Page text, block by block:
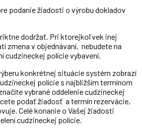
podanie žiadosti o výrobu dokladov
dodržať. Pri ktorejkoľvek inej
zmena v objednávaní, nebudete na
cudzineckej polície vybavení.
konkrétnej situácie systém zobrazí
polície s najbližším termínom
vybrané oddelenie cudzineckej
podať žiadosť a termín rezervácie,
Celé konanie o Vašej žiadosti
cudzineckej polície.